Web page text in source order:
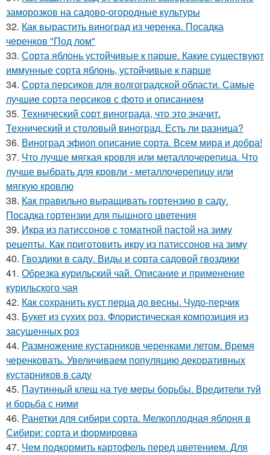
заморозков на садово-огородные культуры
32. Как вырастить виноград из черенка. Посадка
черенков "Под лом"
33. Сорта яблонь устойчивые к парше. Какие существуют
иммунные сорта яблонь, устойчивые к парше
34. Сорта персиков для волгоградской области. Самые
лучшие сорта персиков с фото и описанием
35. Технический сорт винограда, что это значит.
Технический и столовый виноград. Есть ли разница?
36. Виноград эфиоп описание сорта. Всем мира и добра!
37. Что лучше мягкая кровля или металлочерепица. Что
лучше выбрать для кровли - металлочерепицу или
мягкую кровлю
38. Как правильно выращивать гортензию в саду.
Посадка гортензии для пышного цветения
39. Икра из патиссонов с томатной пастой на зиму
рецепты. Как приготовить икру из патиссонов на зиму
40. Гвоздики в саду. Виды и сорта садовой гвоздики
41. Обрезка курильский чай. Описание и применение
курильского чая
42. Как сохранить куст перца до весны. Чудо-перчик
43. Букет из сухих роз. Флористическая композиция из
засушенных роз
44. Размножение кустарников черенками летом. Время
черенковать. Увеличиваем популяцию декоративных
кустарников в саду
45. Паутинный клещ на туе меры борьбы. Вредители туй
и борьба с ними
46. Ранетки для сибири сорта. Мелкоплодная яблоня в
Сибири: сорта и формировка
47. Чем подкормить картофель перед цветением. Для